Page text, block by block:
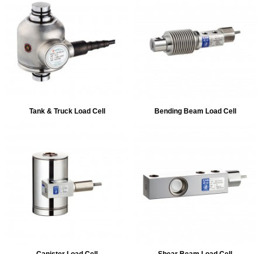
Tank & Truck Load Cell Bending Beam Load Cell